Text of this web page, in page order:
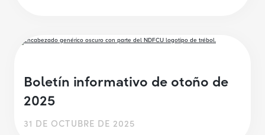
Boletín informativo de otoño de
2025
31 DE OCTUBRE DE 2025